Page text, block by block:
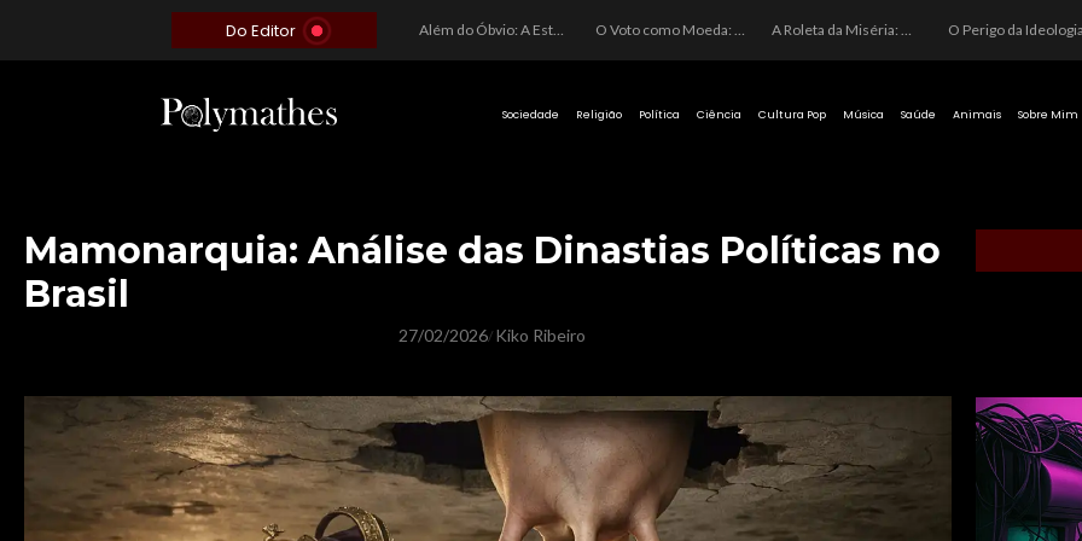
Do Editor A Roleta da Miséria: Quando a Devoção Cega Encontra o Link na Bio. A Queda do Brasileiro Pelas Mãos de Seus Influencers.
Sociedade Religião Política Ciência Cultura Pop Música Saúde Animais Sobre Mim
Mamonarquia: Análise das Dinastias Políticas no
Brasil
27/02/2026/ Kiko Ribeiro